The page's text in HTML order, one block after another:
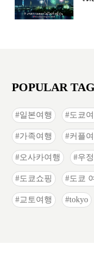
POPULAR
일본여행 도쿄
가족여행 커플
오사카여행 우
도쿄쇼핑 도쿄
교토여행 tokyo